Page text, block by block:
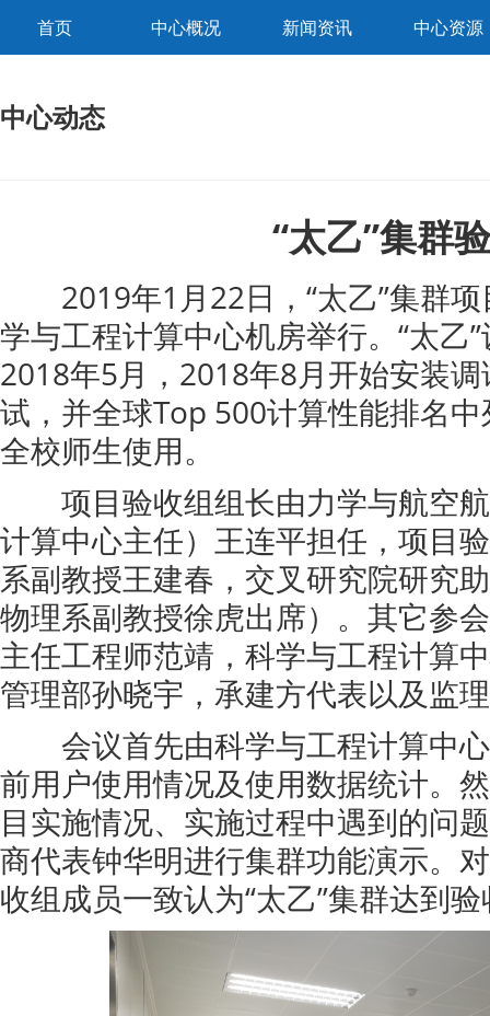
首页 中心概况 新闻资讯 中心资源
中心动态
“太乙”集群
2019年1月22日，“太乙”集群项
学与工程计算中心机房举行。“太乙
2018年5月，2018年8月开始安装
试，并全球Top 500计算性能排名
全校师生使用。
项目验收组组长由力学与航空航
计算中心主任）王连平担任，项目
系副教授王建春，交叉研究院研究
物理系副教授徐虎出席）。其它参
主任工程师范靖，科学与工程计算
管理部孙晓宇，承建方代表以及监
会议首先由科学与工程计算中心
前用户使用情况及使用数据统计。
目实施情况、实施过程中遇到的问
商代表钟华明进行集群功能演示。
收组成员一致认为“太乙”集群达到